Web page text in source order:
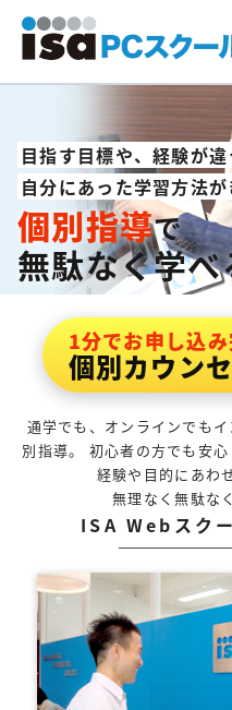
目指す目標や、経験が違
自分にあった学習方法
個別指導で
無駄なく学べ
1分でお申し込
個別カウン
通学でも、オンラインでも
別指導。
初心者の方でも安心
経験や目的にあわ
無理なく無駄な
ISA Webスク